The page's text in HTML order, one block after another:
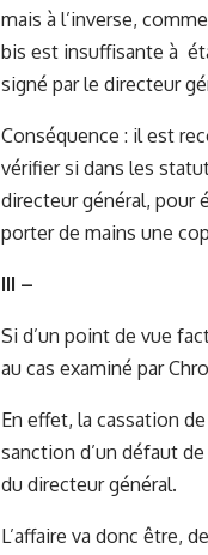
mais à l’inverse,
bis est insuffisante à
signé par le directeur
Conséquence : il est
vérifier si dans les
directeur général, pour
porter de mains une
III –
Si d’un point de vue
au cas examiné par
En effet, la cassation
sanction d’un défaut
du directeur général.
L’affaire va donc être,